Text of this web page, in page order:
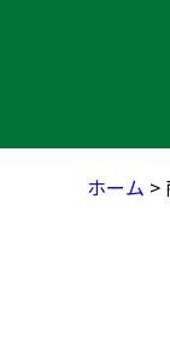
ホーム >